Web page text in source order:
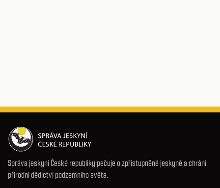
Správa jeskyní České republiky pečuje o zpřístupněné jeskyně a chrání
přírodní dědictví podzemního světa.